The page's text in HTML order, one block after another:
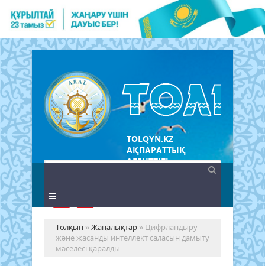
TOLQYN.KZ
АҚПАРАТТЫҚ
АГЕНТТІГІ
Толқын »Жаңалықтар » Цифрландыру
және жасанды интеллект саласын дамыту
мәселесі қаралды